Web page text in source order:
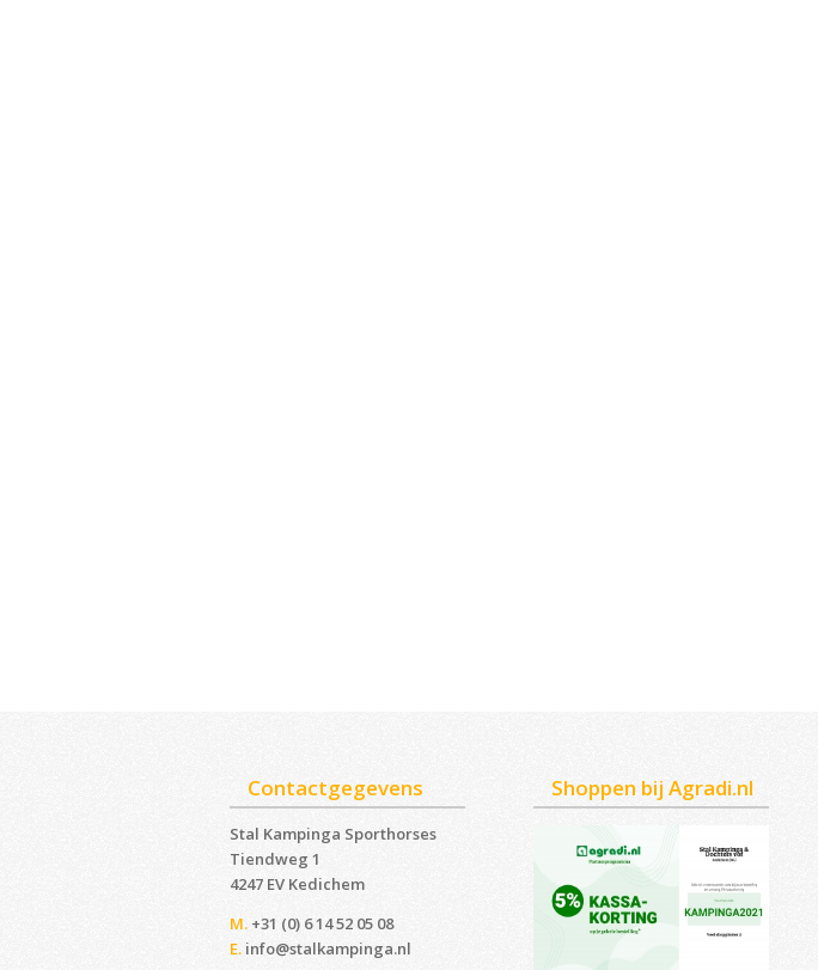
Contactgegevens
Stal Kampinga Sporthorses
Tiendweg 1
4247 EV Kedichem ‎
M. +31 (0) 6 14 52 05 08
E. info@stalkampinga.nl
Shoppen bij Agradi.nl